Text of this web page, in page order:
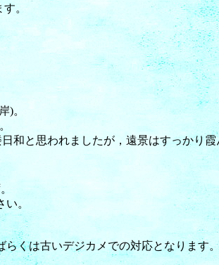
。
)。
和と思われましたが，遠景はすっかり
。
くは古いデジカメでの対応となります。